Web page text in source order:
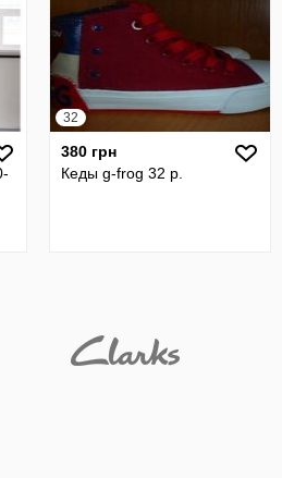
32
380 грн
Кеды g-frog 32 р.